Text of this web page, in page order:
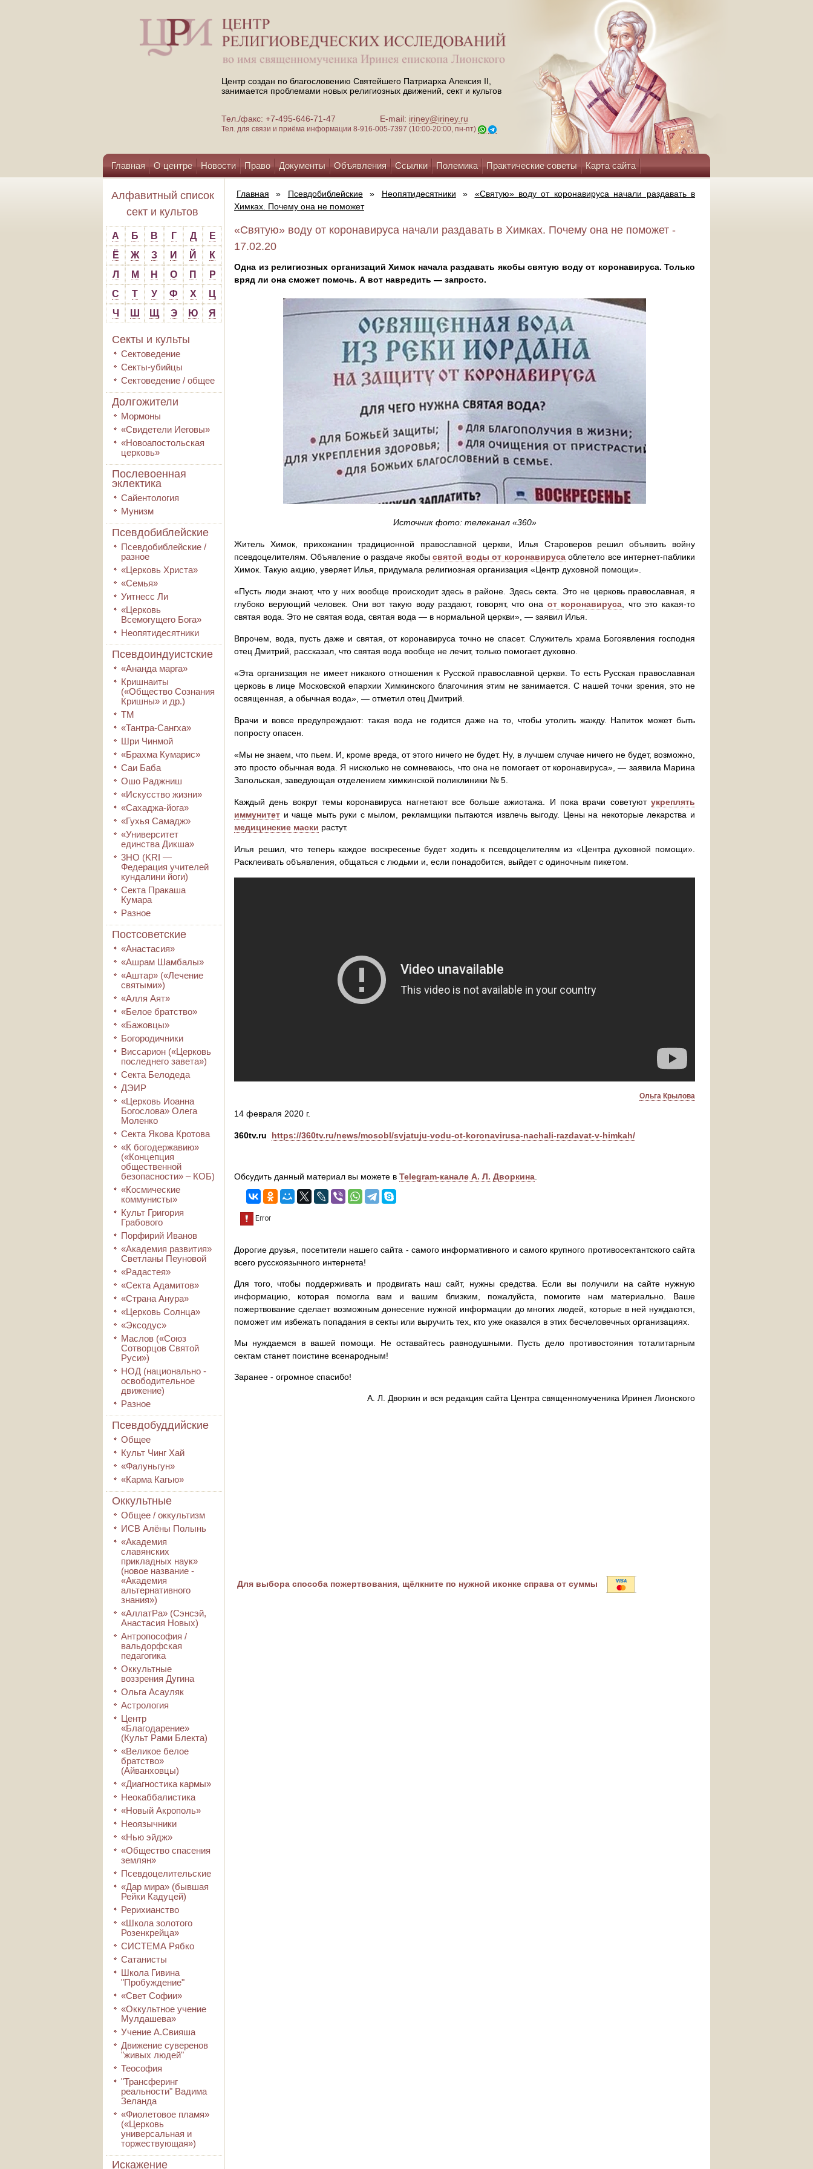
Центр создан по благословению Святейшего Патриарха Алексия II,
занимается проблемами новых религиозных движений, сект и культов
Тел./факс: +7-495-646-71-47 E-mail: iriney@iriney.ru
Тел. для связи и приёма информации 8-916-005-7397 (10:00-20:00, пн-пт)
Главная О центре Новости Право Документы Объявления Ссылки Полемика Практические советы Карта сайта
Помощь центру
Алфавитный список
сект и культов
А Б В Г Д
Е
Ё
Ж З И Й
К
Л
М Н О П
Р
С
Т У Ф Х
Ц
Ч
Ш Щ Э Ю Я
Секты и культы
Сектоведение
Секты-убийцы
Сектоведение / общее
Долгожители
Мормоны
«Свидетели Иеговы»
«Новоапостольская
церковь»
Послевоенная
эклектика
Сайентология
Мунизм
Псевдобиблейские
Псевдобиблейские /
разное
«Церковь Христа»
«Семья»
Уитнесс Ли
«Церковь
Всемогущего Бога»
Неопятидесятники
Псевдоиндуистские
«Ананда марга»
Кришнаиты
(«Общество Сознания
Кришны» и др.)
ТМ
«Тантра-Сангха»
Шри Чинмой
«Брахма Кумарис»
Саи Баба
Ошо Раджниш
«Искусство жизни»
«Сахаджа-йога»
«Гухья Самадж»
«Университет
единства Дикша»
3HO (KRI ―
Федерация учителей
кундалини йоги)
Секта Пракаша
Кумара
Разное
Постсоветские
«Анастасия»
«Ашрам Шамбалы»
«Аштар» («Лечение
святыми»)
«Алля Аят»
«Белое братство»
«Бажовцы»
Богородичники
Виссарион («Церковь
последнего завета»)
Секта Белодеда
ДЭИР
«Церковь Иоанна
Богослова» Олега
Моленко
Секта Якова Кротова
«К богодержавию»
(«Концепция
общественной
безопасности» – КОБ)
«Космические
коммунисты»
Культ Григория
Грабового
Порфирий Иванов
«Академия развития»
Светланы Пеуновой
«Радастея»
«Секта Адамитов»
«Страна Анура»
«Церковь Солнца»
«Эксодус»
Маслов («Союз
Сотворцов Святой
Руси»)
НОД (национально -
освободительное
движение)
Разное
Псевдобуддийские
Общее
Культ Чинг Хай
«Фалуньгун»
«Карма Кагью»
Оккультные
Общее / оккультизм
ИСВ Алёны Полынь
«Академия
славянских
прикладных наук»
(новое название -
«Академия
альтернативного
знания»)
«АллатРа» (Сэнсэй,
Анастасия Новых)
Антропософия /
вальдорфская
педагогика
Оккультные
воззрения Дугина
Ольга Асауляк
Астрология
Центр
«Благодарение»
(Культ Рами Блекта)
«Великое белое
братство»
(Айванховцы)
«Диагностика кармы»
Неокаббалистика
«Новый Акрополь»
Неоязычники
«Нью эйдж»
«Общество спасения
землян»
Псевдоцелительские
«Дар мира» (бывшая
Рейки Кадуцей)
Рерихианство
«Школа золотого
Розенкрейца»
СИСТЕМА Рябко
Сатанисты
Школа Гивина
"Пробуждение"
«Свет Софии»
«Оккультное учение
Мулдашева»
Учение А.Свияша
Движение суверенов
"живых людей"
Теософия
"Трансферинг
реальности" Вадима
Зеланда
«Фиолетовое пламя»
(«Церковь
универсальная и
торжествующая»)
Искажение
Главная » Псевдобиблейские » Неопятидесятники »
«Святую» воду от коронавируса начали раздавать в
Химках. Почему она не поможет
«Святую» воду от коронавируса начали раздавать в Химках. Почему она не поможет -
17.02.20
Одна из религиозных организаций Химок начала раздавать якобы святую воду от коронавируса. Только
вряд ли она сможет помочь. А вот навредить — запросто.
Источник фото: телеканал «360»
Житель Химок, прихожанин традиционной православной церкви, Илья Староверов решил объявить войну
псевдоцелителям. Объявление о раздаче якобысвятой воды от коронавирусаоблетело все интернет-паблики
Химок. Такую акцию, уверяет Илья, придумала религиозная организация «Центр духовной помощи».
«Пусть люди знают, что у них вообще происходит здесь в районе. Здесь секта. Это не церковь православная, я
глубоко верующий человек. Они вот такую воду раздают, говорят, что она от коронавируса , что это какая-то
святая вода. Это не святая вода, святая вода — в нормальной церкви», — заявил Илья.
Впрочем, вода, пусть даже и святая, от коронавируса точно не спасет. Служитель храма Богоявления господня
отец Дмитрий, рассказал, что святая вода вообще не лечит, только помогает духовно.
«Эта организация не имеет никакого отношения к Русской православной церкви. То есть Русская православная
церковь в лице Московской епархии Химкинского благочиния этим не занимается. С нашей точки зрения, это не
освященная, а обычная вода», — отметил отец Дмитрий.
Врачи и вовсе предупреждают: такая вода не годится даже на то, чтобы утолить жажду. Напиток может быть
попросту опасен.
«Мы не знаем, что пьем. И, кроме вреда, от этого ничего не будет. Ну, в лучшем случае ничего не будет, возможно,
это просто обычная вода. Я нисколько не сомневаюсь, что она не помогает от коронавируса», — заявила Марина
Запольская, заведующая отделением химкинской поликлиники № 5.
Каждый день вокруг темы коронавируса нагнетают все больше ажиотажа. И пока врачи советуют укреплять
иммунитет и чаще мыть руки с мылом, рекламщики пытаются извлечь выгоду. Цены на некоторые лекарства и
медицинские маски растут.
Илья решил, что теперь каждое воскресенье будет ходить к псевдоцелителям из «Центра духовной помощи».
Расклеивать объявления, общаться с людьми и, если понадобится, выйдет с одиночным пикетом.
Ольга Крылова
14 февраля 2020 г.
360tv.ru https://360tv.ru/news/mosobl/svjatuju-vodu-ot-koronavirusa-nachali-razdavat-v-himkah/
Обсудить данный материал вы можете в Telegram-канале А. Л. Дворкина
Дорогие друзья, посетители нашего сайта - самого информативного и самого крупного противосектантского сайта
всего русскоязычного интернета!
Для того, чтобы поддерживать и продвигать наш сайт, нужны средства. Если вы получили на сайте нужную
информацию, которая помогла вам и вашим близким, пожалуйста, помогите нам материально. Ваше
пожертвование сделает возможным донесение нужной информации до многих людей, которые в ней нуждаются,
поможет им избежать попадания в секты или выручить тех, кто уже оказался в этих бесчеловечных организациях.
Мы нуждаемся в вашей помощи. Не оставайтесь равнодушными. Пусть дело противостояния тоталитарным
сектам станет поистине всенародным!
Заранее - огромное спасибо!
А. Л. Дворкин и вся редакция сайта Центра священномученика Иринея Лионского
Для выбора способа пожертвования, щёлкните по нужной иконке справа от суммы